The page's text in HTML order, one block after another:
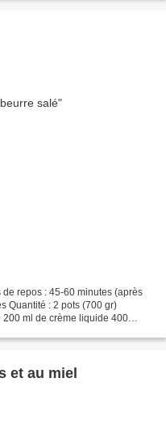
repos : 45-60 minutes (après
Quantité : 2 pots (700 gr)
200 ml de crème liquide 400
et au miel